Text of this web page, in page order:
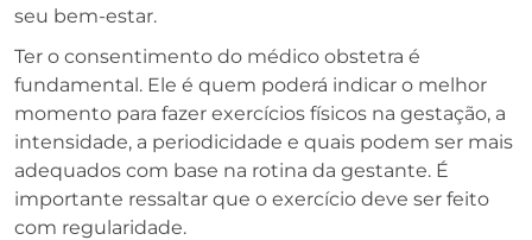
seu bem-estar.
Ter o consentimento do médico obstetra é
fundamental. Ele é quem poderá indicar o melhor
momento para fazer exercícios físicos na gestação, a
intensidade, a periodicidade e quais podem ser mais
adequados com base na rotina da gestante. É
importante ressaltar que o exercício deve ser feito
com regularidade.